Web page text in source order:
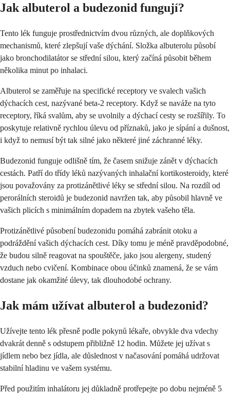
Jak albuterol a budezonid fungují?
Tento lék funguje prostřednictvím dvou různých, ale doplňkových
mechanismů, které zlepšují vaše dýchání. Složka albuterolu působí
jako bronchodilatátor se střední silou, který začíná působit během
několika minut po inhalaci.
Albuterol se zaměřuje na specifické receptory ve svalech vašich
dýchacích cest, nazývané beta-2 receptory. Když se naváže na tyto
receptory, říká svalům, aby se uvolnily a dýchací cesty se rozšířily. To
poskytuje relativně rychlou úlevu od příznaků, jako je sípání a dušnost,
i když to nemusí být tak silné jako některé jiné záchranné léky.
Budezonid funguje odlišně tím, že časem snižuje zánět v dýchacích
cestách. Patří do třídy léků nazývaných inhalační kortikosteroidy, které
jsou považovány za protizánětlivé léky se střední silou. Na rozdíl od
perorálních steroidů je budezonid navržen tak, aby působil hlavně ve
vašich plicích s minimálním dopadem na zbytek vašeho těla.
Protizánětlivé působení budezonidu pomáhá zabránit otoku a
podráždění vašich dýchacích cest. Díky tomu je méně pravděpodobné,
že budou silně reagovat na spouštěče, jako jsou alergeny, studený
vzduch nebo cvičení. Kombinace obou účinků znamená, že se vám
dostane jak okamžité úlevy, tak dlouhodobé ochrany.
Jak mám užívat albuterol a budezonid?
Užívejte tento lék přesně podle pokynů lékaře, obvykle dva vdechy
dvakrát denně s odstupem přibližně 12 hodin. Můžete jej užívat s
jídlem nebo bez jídla, ale důslednost v načasování pomáhá udržovat
stabilní hladinu ve vašem systému.
Před použitím inhalátoru jej důkladně protřepejte po dobu nejméně 5